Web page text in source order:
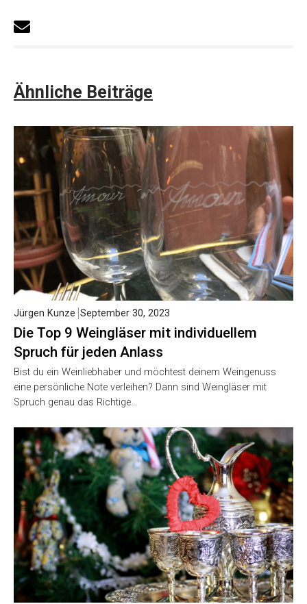
Ähnliche Beiträge
Die Top 9 Weingläser mit individuellem
Spruch für jeden Anlass
Jürgen Kunze September 30, 2023
Bist du ein Weinliebhaber und möchtest deinem Weingenuss
eine persönliche Note verleihen? Dann sind Weingläser mit
Spruch genau das Richtige…